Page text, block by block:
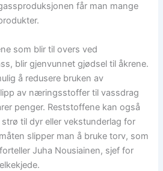
får man mange
som blir til overs ved
blir gjenvunnet gjødsel til åkrene.
å redusere bruken av
av næringsstoffer til vassdrag
penger. Reststoffene kan også
til dyr eller vekstunderlag for
slipper man å bruke torv, som
Juha Nousiainen, sjef for